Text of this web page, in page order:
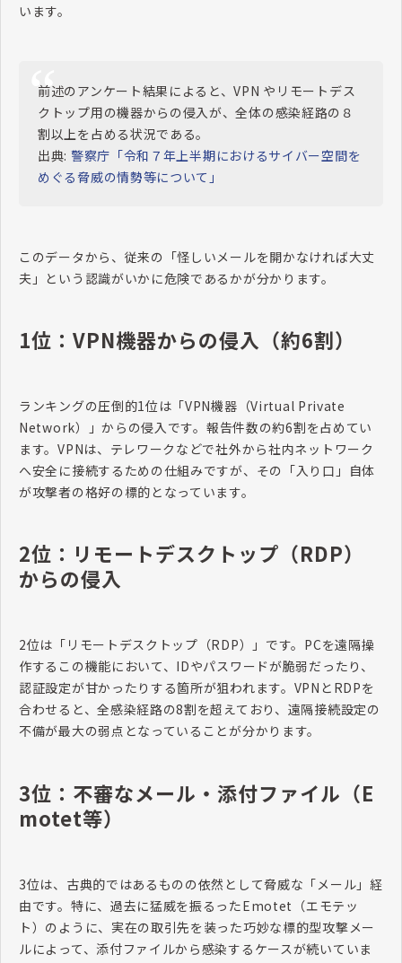
います。
前述のアンケート結果によると、VPN やリモートデス
クトップ用の機器からの侵入が、全体の感染経路の８
割以上を占める状況である。
出典: 警察庁「令和７年上半期におけるサイバー空間を
めぐる脅威の情勢等について」
このデータから、従来の「怪しいメールを開かなければ大丈
夫」という認識がいかに危険であるかが分かります。
1位：VPN機器からの侵入（約6割）
ランキングの圧倒的1位は「VPN機器（Virtual Private
Network）」からの侵入です。報告件数の約6割を占めてい
ます。VPNは、テレワークなどで社外から社内ネットワーク
へ安全に接続するための仕組みですが、その「入り口」自体
が攻撃者の格好の標的となっています。
2位：リモートデスクトップ（RDP）
からの侵入
2位は「リモートデスクトップ（RDP）」です。PCを遠隔操
作するこの機能において、IDやパスワードが脆弱だったり、
認証設定が甘かったりする箇所が狙われます。VPNとRDPを
合わせると、全感染経路の8割を超えており、遠隔接続設定の
不備が最大の弱点となっていることが分かります。
3位：不審なメール・添付ファイル（E
motet等）
3位は、古典的ではあるものの依然として脅威な「メール」経
由です。特に、過去に猛威を振るったEmotet（エモテッ
ト）のように、実在の取引先を装った巧妙な標的型攻撃メー
ルによって、添付ファイルから感染するケースが続いていま